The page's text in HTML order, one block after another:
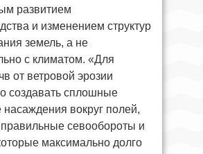
развитием
и изменением структур
земель, а не
с климатом. «Для
от ветровой эрозии
создавать сплошные
вокруг полей,
севообороты и
максимально долго